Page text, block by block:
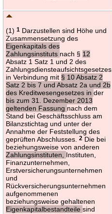
(1)1 Darzustellen sind Höhe und
Zusammensetzung des
Eigenkapitals des
Zahlungsinstituts nach § 12
Absatz 1 Satz 1 und 2 des
Zahlungsdiensteaufsichtsgesetzes
in Verbindung mit § 10 Absatz 2
Satz 2 bis 7 und Absatz 2a und 2b
des Kreditwesengesetzes inder
bis zum 31. Dezember 2013
geltenden Fassung nach dem
Stand bei Geschäftsschluss am
Bilanzstichtag und unter der
Annahme der Feststellung des
geprüften Abschlusses.2 Die bei
beziehungsweise von anderen
Zahlungsinstituten, Instituten,
Finanzunternehmen,
Erstversicherungsunternehmen
und
Rückversicherungsunternehmen
aufgenommenen
beziehungsweise gehaltenen
Eigenkapitalbestandteilesind